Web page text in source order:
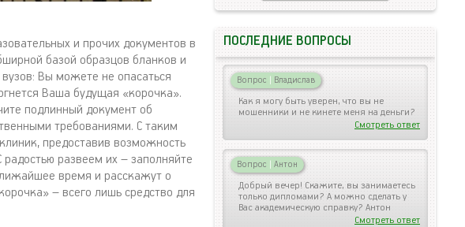
и прочих документов в
базой образцов бланков и
Вы можете не опасаться
Ваша будущая «корочка».
подлинный документ об
требованиями. С таким
предоставив возможность
развеем их – заполняйте
время и расскажут о
– всего лишь средство для
ПОСЛЕДНИЕ ВОПРОСЫ
Вопрос | Владислав
Как я могу быть уверен, что вы не
мошенники и не кинете меня на деньги?
Смотреть ответ
Вопрос | Антон
Добрый вечер! Скажите, вы занимаетесь
только дипломами? А можно сделать у
Вас академическую справку? Антон
Смотреть ответ